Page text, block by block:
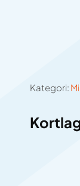
Kategori: